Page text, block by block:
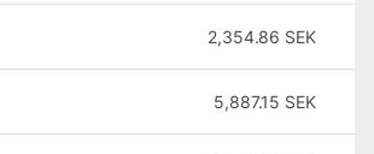
2,354.86 SEK
5,887.15 SEK